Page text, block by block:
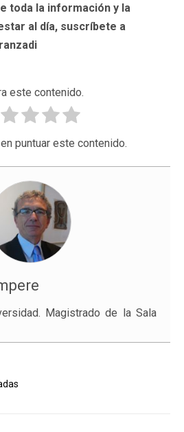
toda la información y la
al día, suscríbete a
este contenido.
puntuar este contenido.
Magistrado de la Sala